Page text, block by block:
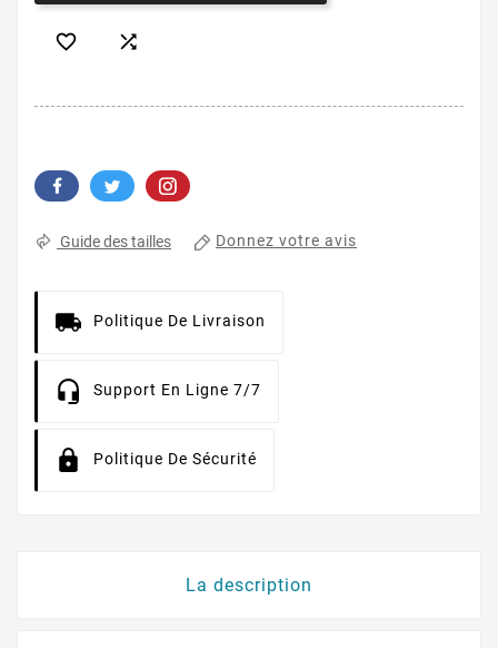
 
Guide des tailles Donnez votre avis
Politique De Livraison
Support En Ligne 7/7
Politique De Sécurité
La description